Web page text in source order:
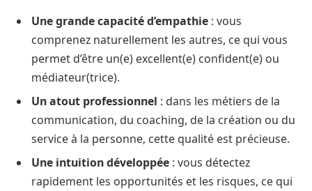
Une grande capacité d’empathie : vous
comprenez naturellement les autres, ce qui vous
permet d’être un(e) excellent(e) confident(e) ou
médiateur(trice).
Un atout professionnel : dans les métiers de la
communication, du coaching, de la création ou du
service à la personne, cette qualité est précieuse.
Une intuition développée : vous détectez
rapidement les opportunités et les risques, ce qui